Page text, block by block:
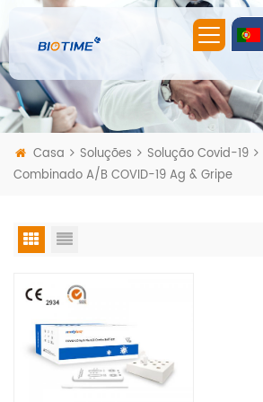
Casa Soluções Solução Covid-19
Combinado A/B COVID-19 Ag & Gripe